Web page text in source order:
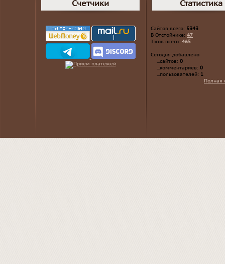
Счетчики Статистика
Сайтов всего: 5343
В Отстойнике: 47
Тэгов всего: 465
Сегодня добавлено
...сайтов: 0
...комментариев: 0
...пользователей: 1
Полная